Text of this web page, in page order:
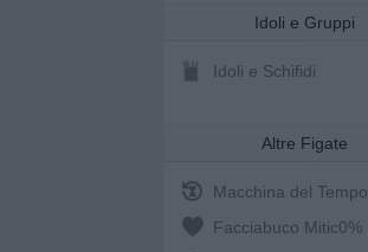
Idoli e Gruppi
Idoli e Schifidi
Altre Figate
Macchina del Tempo
Facciabuco Mitic0%